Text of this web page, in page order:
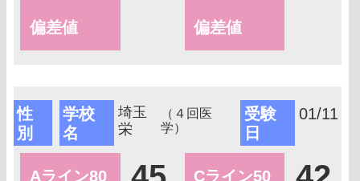
偏差値 偏差値
性
別
学校
名
埼玉
栄
（４回医
学）
受験
日
01/11
Aライン80 Cライン50